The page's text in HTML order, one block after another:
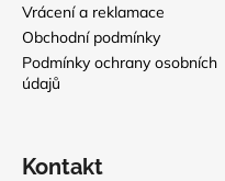
Vrácení a reklamace
Obchodní podmínky
Podmínky ochrany osobních
údajů
Kontakt